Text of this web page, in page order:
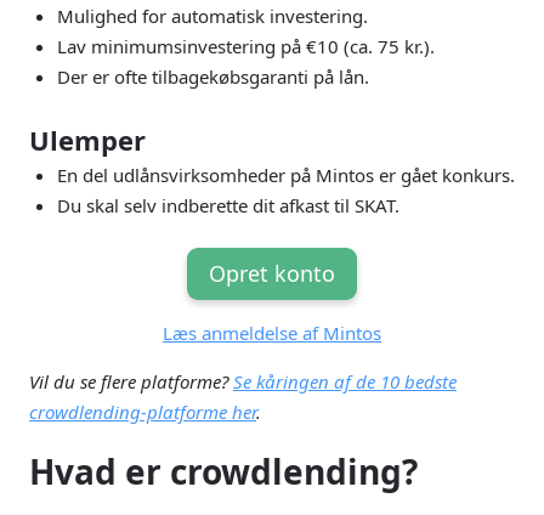
Mulighed for automatisk investering.
Lav minimumsinvestering på €10 (ca. 75 kr.).
Der er ofte tilbagekøbsgaranti på lån.
Ulemper
En del udlånsvirksomheder på Mintos er gået konkurs.
Du skal selv indberette dit afkast til SKAT.
Opret konto
Læs anmeldelse af Mintos
Vil du se flere platforme?Se kåringen af de 10 bedste
crowdlending-platforme her.
Hvad er crowdlending?